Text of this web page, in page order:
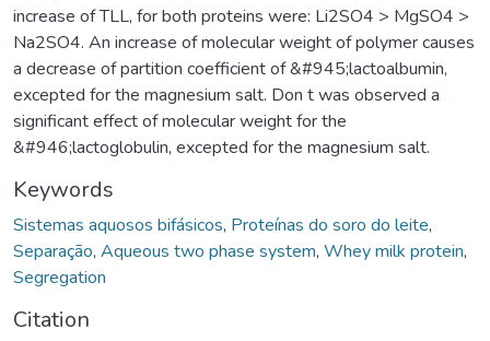
increase of TLL, for both proteins were: Li2SO4 > MgSO4 >
Na2SO4. An increase of molecular weight of polymer causes
a decrease of partition coefficient of &#945;lactoalbumin,
excepted for the magnesium salt. Don t was observed a
significant effect of molecular weight for the
&#946;lactoglobulin, excepted for the magnesium salt.
Keywords
Sistemas aquosos bifásicos, Proteínas do soro do leite,
Separação, Aqueous two phase system, Whey milk protein,
Segregation
Citation